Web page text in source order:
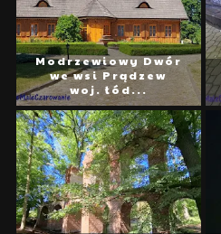
Modrzewiowy Dwór
we wsi Prądzew
woj. łód...